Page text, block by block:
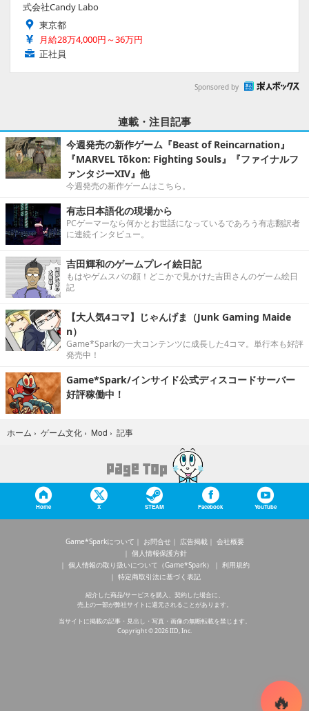
式会社Candy Labo
東京都
月給28万4,000円～36万円
正社員
Sponsored by
連載・注目記事
今週発売の新作ゲーム『Beast of Reincarnation』
『MARVEL Tōkon: Fighting Souls』『ファイナルフ
ァンタジーXIV』他
今週発売の新作ゲームはこちら。
有志日本語化の現場から
PCゲーマーなら何かとお世話になっているであろう有志翻訳者
に連続インタビュー。
吉田輝和のゲームプレイ絵日記
もはやゲムスパの顔！どこかで見かけた吉田さんのゲーム絵日
記
【大人気4コマ】じゃんげま（Junk Gaming Maide
n）
Game*Sparkの一大コンテンツに成長した4コマ。単行本も好評
発売中！
Game*Spark/インサイド公式ディスコードサーバー
好評稼働中！
ホーム › ゲーム文化 › Mod › 記事
Home X STEAM Facebook YouTube
Game*Sparkについて お問合せ 広告掲載
会社概要
個人情報保護方針
個人情報の取り扱いについて（Game*Spark）
利用規約
特定商取引法に基づく表記
紹介した商品/サービスを購入、契約した場合に、
売上の一部が弊社サイトに還元されることがあります。
当サイトに掲載の記事・見出し・写真・画像の無断転載を禁じます。
Copyright © 2026 IID, Inc.